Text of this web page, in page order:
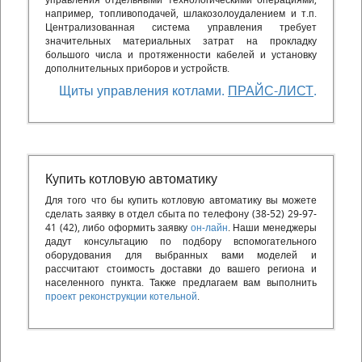
например, топливоподачей, шлакозолоудалением и т.п.
Централизованная система управления требует
значительных материальных затрат на прокладку
большого числа и протяженности кабелей и установку
дополнительных приборов и устройств.
Щиты управления котлами. ПРАЙС-ЛИСТ.
Купить котловую автоматику
Для того что бы купить котловую автоматику вы можете
сделать заявку в отдел сбыта по телефону (38-52) 29-97-
41 (42), либо оформить заявку он-лайн. Наши менеджеры
дадут консультацию по подбору вспомогательного
оборудования для выбранных вами моделей и
рассчитают стоимость доставки до вашего региона и
населенного пункта. Также предлагаем вам выполнить
проект реконструкции котельной.